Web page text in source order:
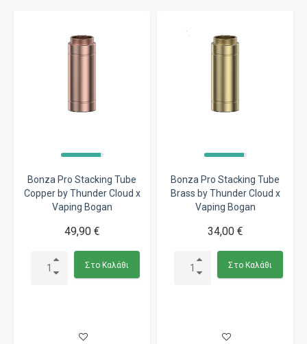
Bonza Pro Stacking Tube
Copper by Thunder Cloud x
Vaping Bogan
49,90 €
Στο Καλάθι
Bonza Pro Stacking Tube
Brass by Thunder Cloud x
Vaping Bogan
34,00 €
Στο Καλάθι